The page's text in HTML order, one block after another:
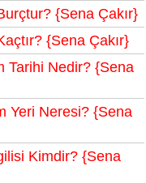
{Sena Çakır}
{Sena Çakır}
Tarihi Nedir? {Sena
Yeri Neresi? {Sena
Kimdir? {Sena